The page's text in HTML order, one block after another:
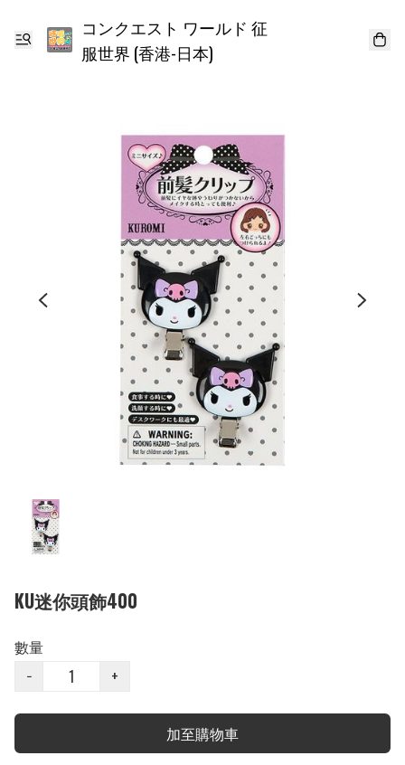
コンクエスト ワールド 征
服世界 (香港-日本)
KU迷你頭飾400
數量
−
+
加至購物車